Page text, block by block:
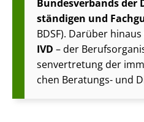
Bundesverbands der
stän­di­gen und
BDSF). Darüber
IVD – der
sen­ver­tre­tung der
chen Beratungs- und